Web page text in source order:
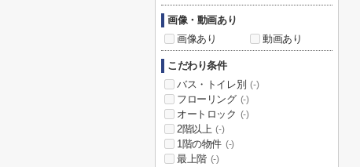
画像・動画あり
画像あり
動画あり
こだわり条件
バス・トイレ別
(-)
フローリング (-)
オートロック (-)
2階以上 (-)
1階の物件 (-)
最上階 (-)